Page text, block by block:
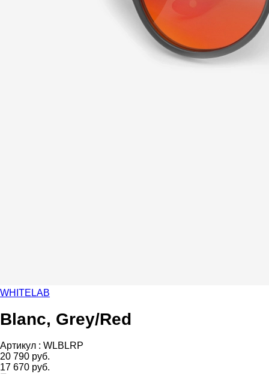
WHITELAB
Blanc, Grey/Red
Артикул : WLBLRP
20 790 руб.
17 670 руб.